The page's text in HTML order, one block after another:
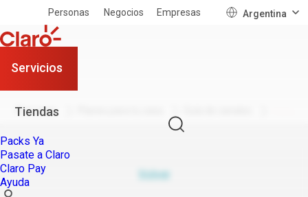
Personas Negocios Empresas Argentina
Servicios
Tiendas
Packs Ya
Pasate a Claro
Claro Pay
Ayuda
Grilla de Canales en
Personas
Volver